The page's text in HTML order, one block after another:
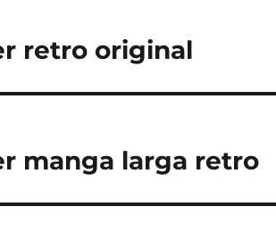
retro original
manga larga retro